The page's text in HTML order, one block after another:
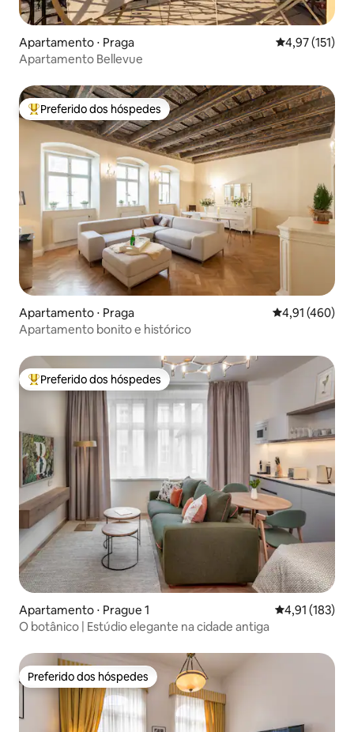
Apartamento ⋅ Praga 4,97 de uma
4,97 (151)
Apartamento Bellevue
Entre os melhores preferidos dos hóspedes
Preferido dos hóspedes
Apartamento ⋅ Praga 4,91 de uma
4,91 (460)
Apartamento bonito e histórico
Entre os melhores preferidos dos hóspedes
Preferido dos hóspedes
Apartamento ⋅ Prague 1 4,91 de uma
4,91 (183)
O botânico | Estúdio elegante na cidade antiga
Preferido dos hóspedes
Preferido dos hóspedes